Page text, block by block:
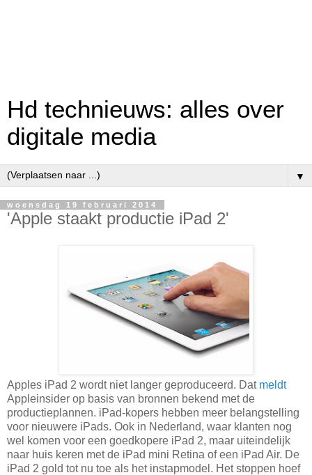
Hd technieuws: alles over
digitale media
▼
woensdag 19 februari 2014
'Apple staakt productie iPad 2'
Apples iPad 2 wordt niet langer geproduceerd. Dat meldt
Appleinsider op basis van bronnen bekend met de
productieplannen. iPad-kopers hebben meer belangstelling
voor nieuwere iPads. Ook in Nederland, waar klanten nog
wel komen voor een goedkopere iPad 2, maar uiteindelijk
naar huis keren met de iPad mini Retina of een iPad Air. De
iPad 2 gold tot nu toe als het instapmodel. Het stoppen hoef